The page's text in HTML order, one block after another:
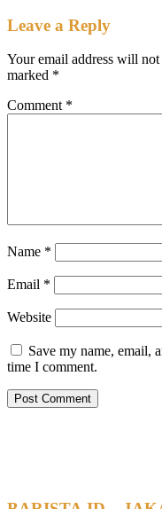
Leave a Reply
Your email address will not
marked *
Comment *
Name *
Email *
Website
Save my name, email,
time I comment.